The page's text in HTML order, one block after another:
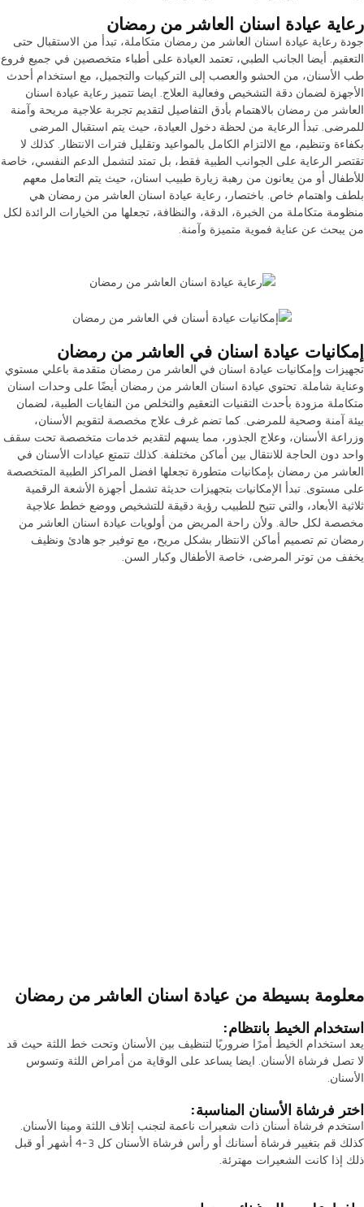
رعاية عيادة اسنان العاشر من رمضان
جودة رعاية عيادة اسنان العاشر من رمضان متكاملة، تبدأ من الاستقبال حتى
التعقيم. أيضا الجانب الطبي، تعتمد العيادة على أطباء متخصصين في جميع فروع
طب الأسنان، من الحشو والعصب إلى التركيبات والتجميل، مع استخدام أحدث
الأجهزة لضمان دقة التشخيص وفعالية العلاج. ايضا تتميز رعاية عيادة اسنان
العاشر من رمضان بالاهتمام بأدق التفاصيل لتقديم تجربة علاجية مريحة وآمنة
للمرضى. تبدأ الرعاية من لحظة دخول العيادة، حيث يتم استقبال المرضى
بكفاءة وتنظيم، مع الالتزام الكامل بالمواعيد وتقليل فترات الانتظار. كذلك لا
تقتصر الرعاية على الجوانب الطبية فقط، بل تمتد لتشمل الدعم النفسي، خاصة
للأطفال أو من يعانون من رهبة زيارة طبيب اسنان، حيث يتم التعامل معهم
بلطف واهتمام خاص. باختصار، رعاية عيادة اسنان العاشر من رمضان هي
منظومة متكاملة من الخبرة، الدقة، والنظافة، تجعلها من الخيارات الرائدة لكل
من يبحث عن عناية فموية متميزة وآمنة.
إمكانيات عيادة اسنان في العاشر من رمضان
تجهيزات وإمكانيات عيادة اسنان في العاشر من رمضان متقدمة باعلي مستوي
وعناية شاملة. تحتوي عيادة اسنان العاشر من رمضان أيضًا على وحدات اسنان
متكاملة مزودة بأحدث التقنيات التعقيم والتخلص من النفايات الطبية، لضمان
بيئة آمنة وصحية للمرضى. كما تضم غرف علاج مخصصة لتقويم الأسنان،
وزراعة الأسنان، وعلاج الجذور، مما يسهم لتقديم خدمات متخصصة تحت سقف
واحد دون الحاجة للانتقال بين أماكن مختلفة. كذلك تتمتع عيادات الأسنان في
العاشر من رمضان بإمكانيات متطورة تجعلها افضل المراكز الطبية المتخصصة
على مستوى. تبدأ الإمكانيات بتجهيزات حديثة تشمل أجهزة الأشعة الرقمية
ثلاثية الأبعاد، والتي تتيح للطبيب رؤية دقيقة للتشخيص ووضع خطط علاجية
مخصصة لكل حالة. ولأن راحة المريض من أولويات عيادة اسنان العاشر من
رمضان تم تصميم أماكن الانتظار بشكل مريح، مع توفير جو هادئ ونظيف
يخفف من توتر المرضى، خاصة الأطفال وكبار السن.
معلومة بسيطة من عيادة اسنان العاشر من رمضان
استخدام الخيط بانتظام:
يعد استخدام الخيط أمرًا ضروريًا لتنظيف بين الأسنان وتحت خط اللثة حيث قد
لا تصل فرشاة الأسنان. ايضا يساعد على الوقاية من أمراض اللثة وتسوس
الأسنان.
اختر فرشاة الأسنان المناسبة:
استخدم فرشاة أسنان ذات شعيرات ناعمة لتجنب إتلاف اللثة ومينا الأسنان.
كذلك قم بتغيير فرشاة أسنانك أو رأس فرشاة الأسنان كل 3-4 أشهر أو قبل
ذلك إذا كانت الشعيرات مهترئة.